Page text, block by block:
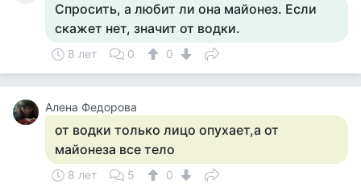
Спросить, а любит ли она майонез. Если
скажет нет, значит от водки.
8 лет 0 0
Алена Федорова
от водки только лицо опухает,а от
майонеза все тело
8 лет 5
0